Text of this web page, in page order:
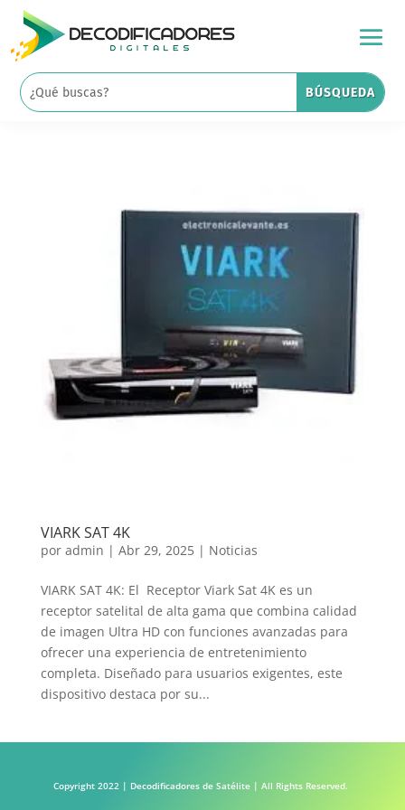
VIARK SAT 4K
por admin | Abr 29, 2025| Noticias
VIARK SAT 4K: El Receptor Viark Sat 4K es un
receptor satelital de alta gama que combina calidad
de imagen Ultra HD con funciones avanzadas para
ofrecer una experiencia de entretenimiento
completa. Diseñado para usuarios exigentes, este
dispositivo destaca por su...
Copyright 2022 | Decodificadores de Satélite | All Rights Reserved.